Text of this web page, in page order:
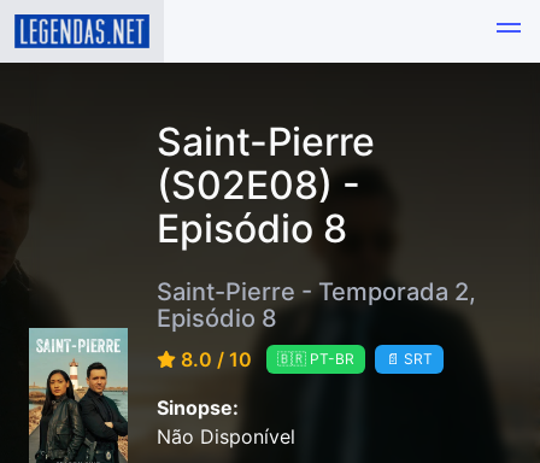
Saint-Pierre
(S02E08) -
Episódio 8
Saint-Pierre - Temporada 2,
Episódio 8
8.0 / 10 🇧🇷 PT-BR 📄 SRT
Sinopse:
Não Disponível